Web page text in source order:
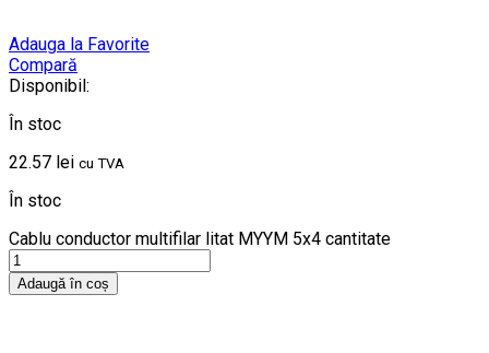
Adauga la Favorite
Compară
Disponibil:
În stoc
22.57 lei cu TVA
În stoc
Cablu conductor multifilar litat MYYM 5x4 cantitate
Adaugă în coș